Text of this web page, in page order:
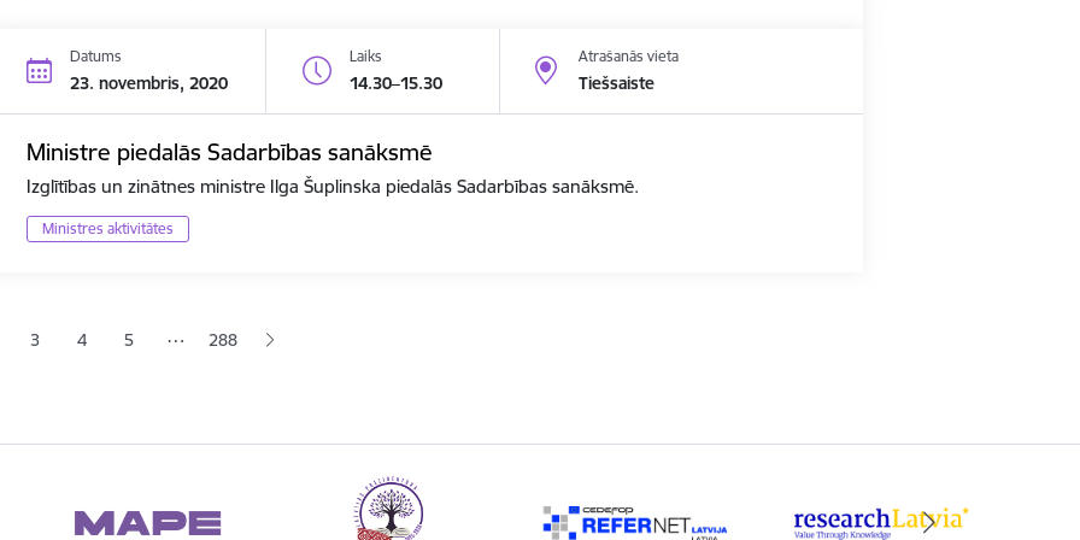
Datums
23. novembris, 2020
Laiks
14.30–15.30
Atrašanās vieta
Tiešsaiste
Ministre piedalās Sadarbības sanāksmē
Izglītības un zinātnes ministre Ilga Šuplinska piedalās Sadarbības sanāksmē.
Ministres aktivitātes
lapaLapa
3 Lapa
4 Lapa
5 … 288